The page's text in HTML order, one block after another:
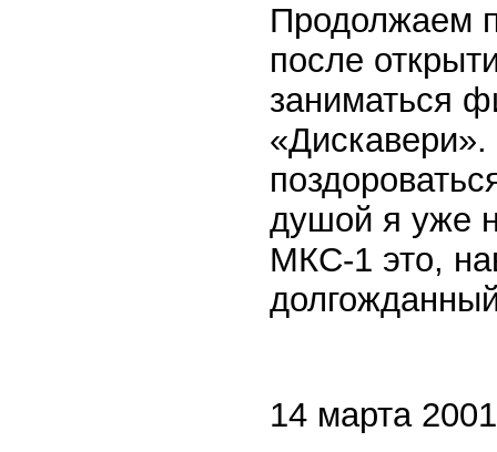
Продолжаем
после
заниматься
душой я уже
МКС-1 это,
14 марта 2001